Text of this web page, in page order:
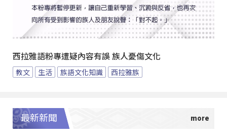
西拉雅語粉專遭疑內容有誤 族人憂傷文化
教文 生活 族語文化知識 西拉雅族
最新新聞